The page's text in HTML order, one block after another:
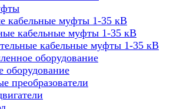
кабельные муфты 1-35 кВ
кабельные муфты 1-35 кВ
кабельные муфты 1-35 кВ
оборудование
оборудование
преобразователи